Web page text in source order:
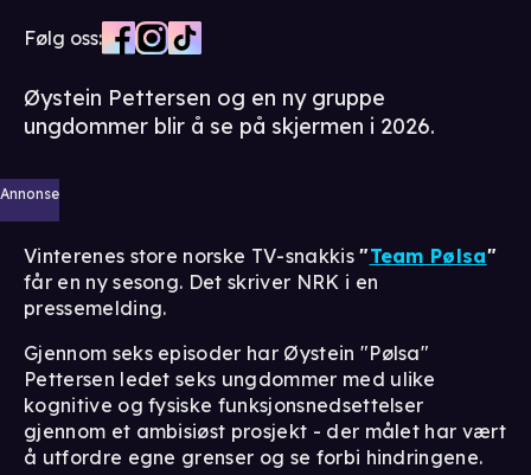
Følg oss:
Øystein Pettersen og en ny gruppe
ungdommer blir å se på skjermen i 2026.
Annonse
Vinterenes store norske TV-snakkis"Team Pølsa"
får en ny sesong. Det skriver NRK i en
pressemelding.
Gjennom seks episoder har Øystein "Pølsa"
Pettersen ledet seks ungdommer med ulike
kognitive og fysiske funksjonsnedsettelser
gjennom et ambisiøst prosjekt - der målet har vært
å utfordre egne grenser og se forbi hindringene.